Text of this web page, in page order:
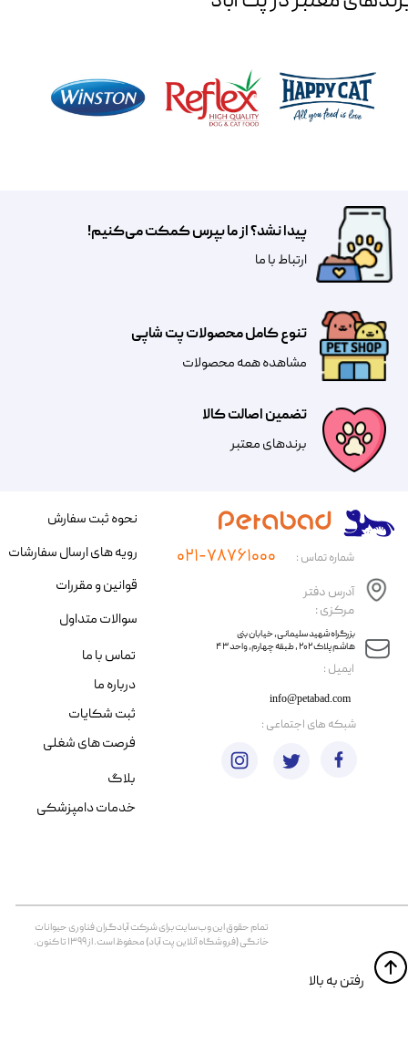
تضمین اصالت کالا
​​برندهای معتبر​​​​​​​
تنوع کامل محصولات پت شاپی
مشاهده همه محصولات
پیدا نشد؟ از ما بپرس کمکت می‌کنیم!
​​​ارتباط با ما
​ایمیل :
آدرس دفتر
مرکزی :
info@petabad.com
​​بزرگراه شهید سلیمانی، خیابان بنی
هاشم پلاک ۲۰۲ ، طبقه چهارم، واحد ۴۳
شماره تماس : ۰۲۱-۷۸۷۶۱۰۰۰
تمام حقوق اين وب‌سايت برای شرکت آبادگران فناوری حیوانات
خانگی (فروشگاه آنلاین پت آباد) محفوظ است. از ۱۳۹۹ تا کنون.
​​رفتن به بالا
نحوه ثبت سفارش
رویه های ارسال سفارشات
قوانین و مقررات
سوالات متداول
تماس با ما
درباره ما
ثبت شکایات
فرصت های شغلی
​شبکه های اجتماعی :
بلاگ
خدمات دامپزشکی